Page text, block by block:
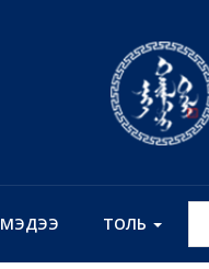
МЭДЭЭ ТОЛЬ